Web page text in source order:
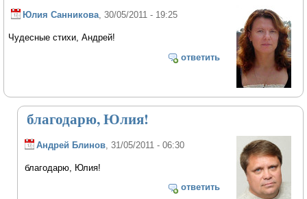
Юлия Санникова, 30/05/2011 - 19:25
Чудесные стихи, Андрей!
ответить
благодарю, Юлия!
Андрей Блинов , 31/05/2011 - 06:30
благодарю, Юлия!
ответить